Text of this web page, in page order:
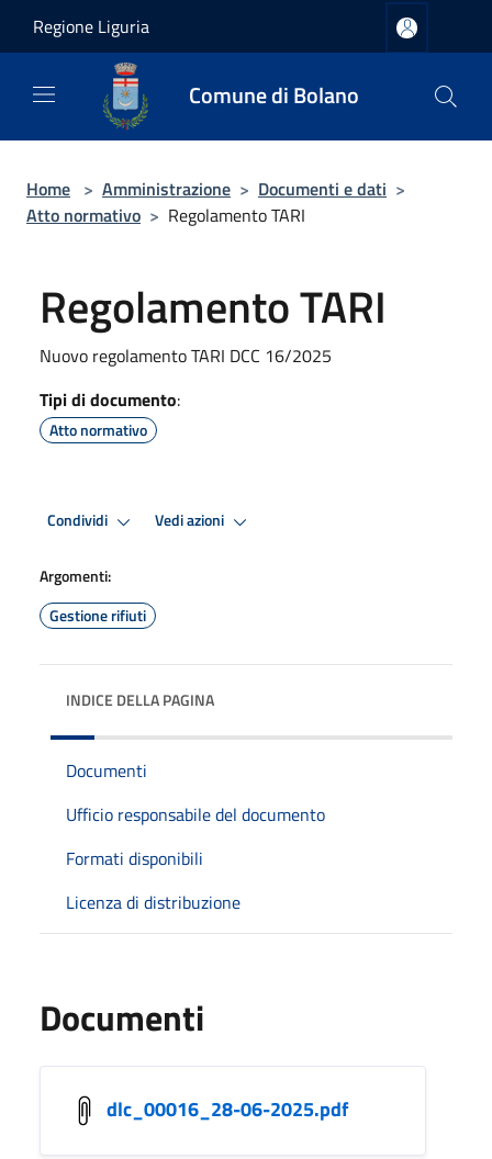
Regione Liguria
Comune di Bolano
Home > Amministrazione > Documenti e dati >
Atto normativo > Regolamento TARI
Regolamento TARI
Nuovo regolamento TARI DCC 16/2025
Tipi di documento:
Atto normativo
Condividi Vedi azioni
Argomenti:
Gestione rifiuti
INDICE DELLA PAGINA
Documenti
Ufficio responsabile del documento
Formati disponibili
Licenza di distribuzione
Documenti
dlc_00016_28-06-2025.pdf